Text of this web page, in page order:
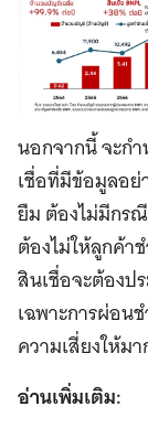
นอกจากนี้ จะก
เชื่อที่มีข้อมูลอย่
ยืม ต้องไม่มีกร
ต้องไม่ให้ลูกค้า
สินเชื่อจะต้องป
เฉพาะการผ่อน
ความเสี่ยงให้ม
อ่านเพิ่มเติม: